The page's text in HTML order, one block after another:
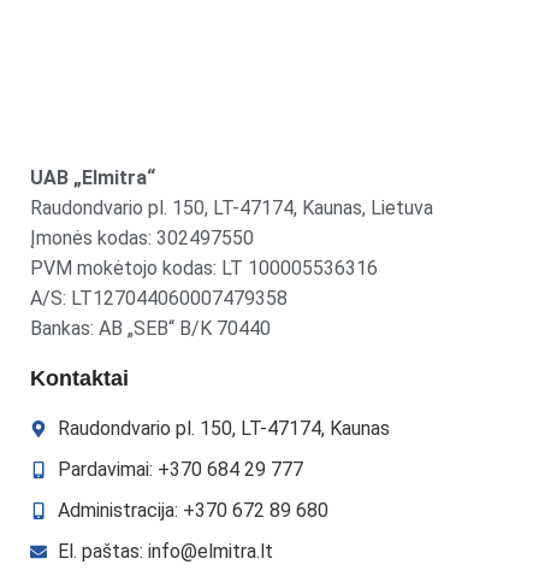
UAB „Elmitra“
Raudondvario pl. 150, LT-47174, Kaunas, Lietuva
Įmonės kodas: 302497550
PVM mokėtojo kodas: LT 100005536316
A/S: LT127044060007479358
Bankas: AB „SEB“ B/K 70440
Kontaktai
Raudondvario pl. 150, LT-47174, Kaunas
Pardavimai: +370 684 29 777
Administracija: +370 672 89 680
El. paštas: info@elmitra.lt